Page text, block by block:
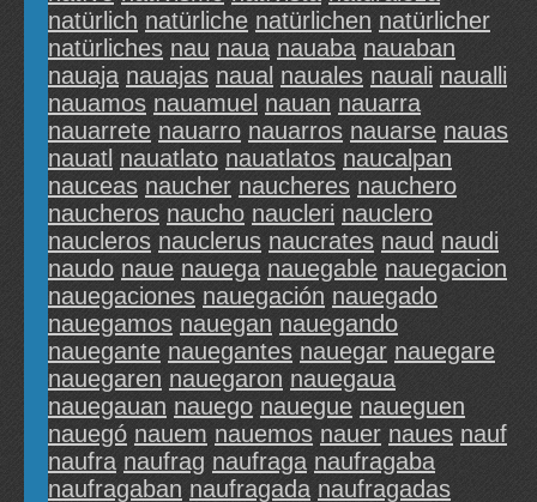
natürlich natürliche natürlichen natürlicher
natürliches nau naua nauaba nauaban
nauaja nauajas naual nauales nauali naualli
nauamos nauamuel nauan nauarra
nauarrete nauarro nauarros nauarse nauas
nauatl nauatlato nauatlatos naucalpan
nauceas naucher naucheres nauchero
naucheros naucho naucleri nauclero
naucleros nauclerus naucrates naud naudi
naudo naue nauega nauegable nauegacion
nauegaciones nauegación nauegado
nauegamos nauegan nauegando
nauegante nauegantes nauegar nauegare
nauegaren nauegaron nauegaua
nauegauan nauego nauegue naueguen
nauegó nauem nauemos nauer naues nauf
naufra naufrag naufraga naufragaba
naufragaban naufragada naufragadas